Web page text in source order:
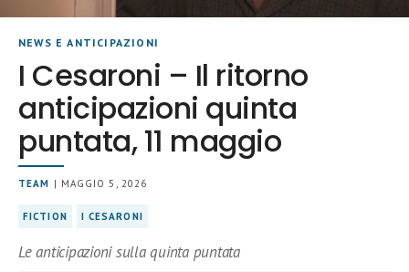
NEWS E ANTICIPAZIONI
I Cesaroni – Il ritorno
anticipazioni quinta
puntata, 11 maggio
TEAM | MAGGIO 5, 2026
FICTION I CESARONI
Le anticipazioni sulla quinta puntata